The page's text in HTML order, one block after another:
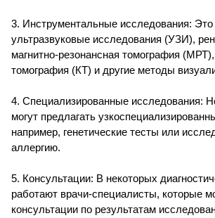
3. Инструментальные исследования: Это
ультразвуковые исследования (УЗИ),
магнитно-резонансная томография
томография (КТ) и другие методы
4. Специализированные исследования:
могут предлагать
например, генетические тесты или
аллергию.
5. Консультации: В некоторых
работают врачи-специалисты, которые
консультации по результатам